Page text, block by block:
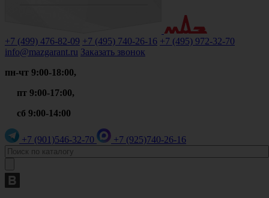
+7 (499) 476-82-09 +7 (495) 740-26-16 +7 (495) 972-32-70
info@mazgarant.ru Заказать звонок
пн-чт 9:00-18:00,
пт 9:00-17:00,
сб 9:00-14:00
+7 (901)546-32-70 +7 (925)740-26-16